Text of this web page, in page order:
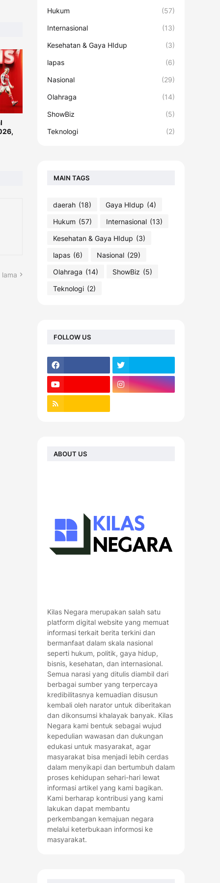
Hukum (57)
Internasional (13)
Kesehatan & Gaya HIdup (3)
lapas (6)
Nasional (29)
Olahraga (14)
ShowBiz (5)
Teknologi (2)
MAIN TAGS
daerah (18) Gaya HIdup (4)
Hukum (57) Internasional (13)
Kesehatan & Gaya HIdup (3)
lapas (6) Nasional (29)
Olahraga (14) ShowBiz (5)
Teknologi (2)
FOLLOW US
ABOUT US
Kilas Negara merupakan salah satu
platform digital website yang memuat
informasi terkait berita terkini dan
bermanfaat dalam skala nasional
seperti hukum, politik, gaya hidup,
bisnis, kesehatan, dan internasional.
Semua narasi yang ditulis diambil dari
berbagai sumber yang terpercaya
kredibilitasnya kemuadian disusun
kembali oleh narator untuk diberitakan
dan dikonsumsi khalayak banyak. Kilas
Negara kami bentuk sebagai wujud
kepedulian wawasan dan dukungan
edukasi untuk masyarakat, agar
masyarakat bisa menjadi lebih cerdas
dalam menyikapi dan bertumbuh dalam
proses kehidupan sehari-hari lewat
informasi artikel yang kami bagikan.
Kami berharap kontribusi yang kami
lakukan dapat membantu
perkembangan kemajuan negara
melalui keterbukaan informosi ke
masyarakat.